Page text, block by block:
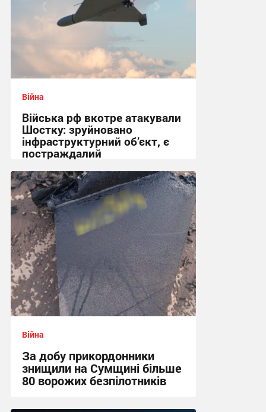
Війна
Війська рф вкотре атакували
Шостку: зруйновано
інфраструктурний об’єкт, є
постраждалий
18:50 вчора
Війна
За добу прикордонники
знищили на Сумщині більше
80 ворожих безпілотників